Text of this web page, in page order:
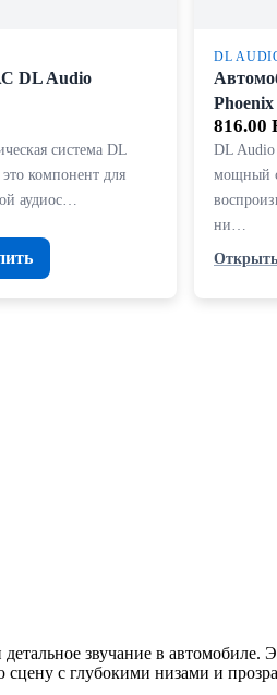
DL Audio
система DL
компонент для
аудиос…
DL
Phoenix
816.00
DL Audio
мощный
ни…
звучание в автомобиле.
сцену с глубокими низами и